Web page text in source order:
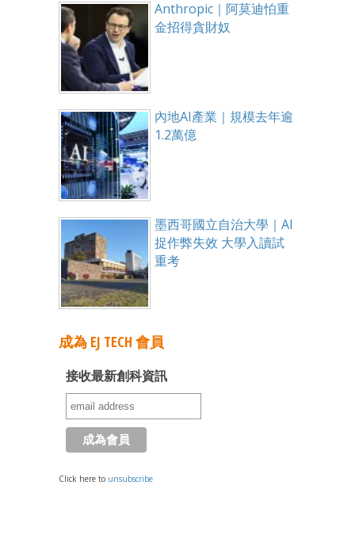
Anthropic｜阿莫迪怕重
金招得貪財奴
內地AI產業｜規模去年逾
1.2萬億
墨西哥國立自治大學｜AI
捉作弊失效 大學入讀試
重考
成為 EJ TECH 會員
接收最新創科資訊
Click here to unsubscribe